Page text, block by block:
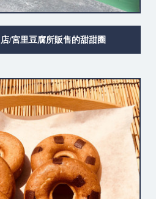
/宮里豆腐所販售的甜甜圈